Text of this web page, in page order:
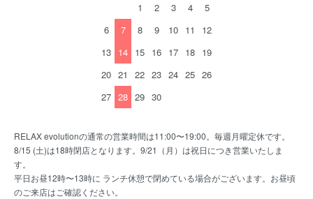
1
2 3 4
5
6
7 8 9 10 11
12
13 14 15 16 17 18 19
20 21 22 23 24 25 26
27 28 29 30
RELAX evolutionの通常の営業時間は11:00〜19:00。毎週月曜定休です。
8/15 (土)は18時閉店となります。9/21（月）は祝日につき営業いたしま
す。
平日お昼12時〜13時に ランチ休憩で閉めている場合がございます。お昼頃
のご来店はご確認ください。